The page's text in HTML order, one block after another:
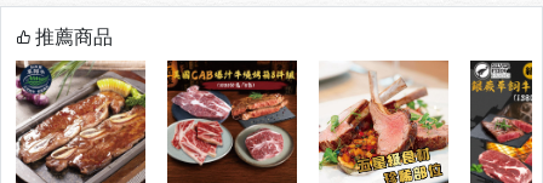
推薦商品